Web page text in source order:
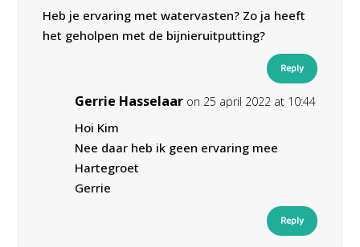
Heb je ervaring met watervasten? Zo ja heeft
het geholpen met de bijnieruitputting?
Reply
Gerrie Hasselaar on 25 april 2022 at 10:44
Hoi Kim
Nee daar heb ik geen ervaring mee
Hartegroet
Gerrie
Reply